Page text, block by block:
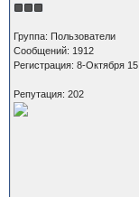
Группа: Пользователи
Сообщений: 1912
Регистрация: 8-Октября 15
Репутация: 202